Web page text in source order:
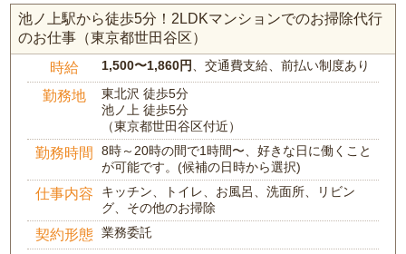
池ノ上駅から徒歩5分！2LDKマンションでのお掃除代行
のお仕事（東京都世田谷区）
時給 1,500〜1,860円、交通費支給、前払い制度あり
勤務地
東北沢 徒歩5分
池ノ上 徒歩5分
（東京都世田谷区付近）
勤務時間
8時～20時の間で1時間〜、好きな日に働くこと
が可能です。(候補の日時から選択)
仕事内容
キッチン、トイレ、お風呂、洗面所、リビン
グ、その他のお掃除
契約形態 業務委託